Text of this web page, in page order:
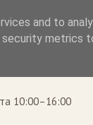
10:00–16:00
and to
metrics